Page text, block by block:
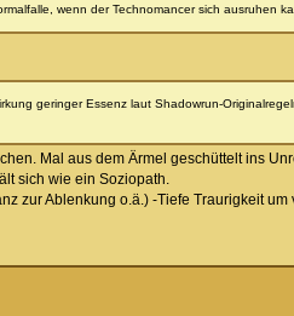
wenn der Technomancer sich ausruhen
geringer Essenz laut Shadowrun-
Mal aus dem Ärmel geschüttelt ins
sich wie ein Soziopath.
zur Ablenkung o.ä.) -Tiefe Traurigkeit